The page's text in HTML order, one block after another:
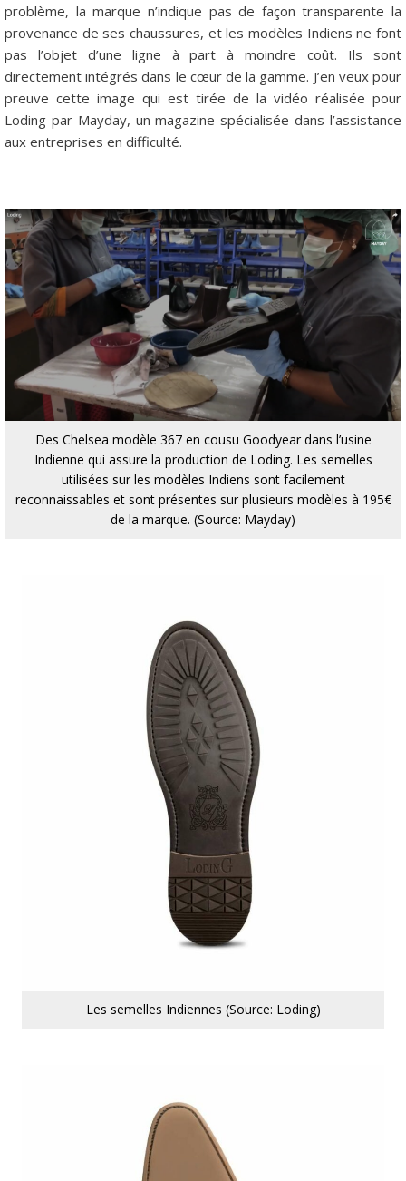
problème, la marque n’indique pas de façon transparente la
provenance de ses chaussures, et les modèles Indiens ne font
pas l’objet d’une ligne à part à moindre coût. Ils sont
directement intégrés dans le cœur de la gamme. J’en veux pour
preuve cette image qui est tirée de la vidéo réalisée pour
Loding par Mayday, un magazine spécialisée dans l’assistance
aux entreprises en difficulté.
Des Chelsea modèle 367 en cousu Goodyear dans l’usine
Indienne qui assure la production de Loding. Les semelles
utilisées sur les modèles Indiens sont facilement
reconnaissables et sont présentes sur plusieurs modèles à 195€
de la marque. (Source: Mayday)
Les semelles Indiennes (Source: Loding)